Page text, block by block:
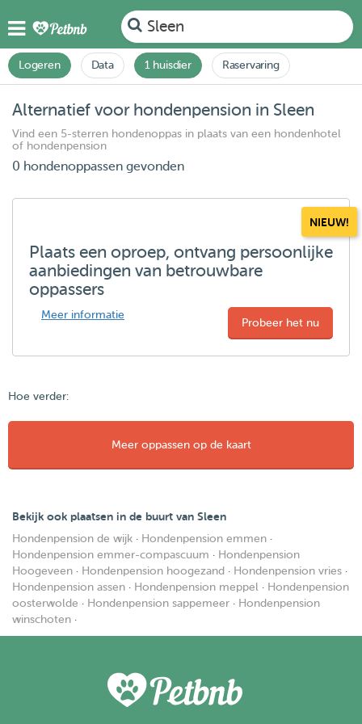
Sleen
Logeren Data 1 huisdier Raservaring
Alternatief voor hondenpension in Sleen
Vind een 5-sterren hondenoppas in plaats van een hondenhotel
of hondenpension
0 hondenoppassen gevonden
NIEUW!
Plaats een oproep, ontvang persoonlijke
aanbiedingen van betrouwbare
oppassers
Meer informatie
Probeer het nu
Hoe verder:
Meer oppassen op de kaart
Bekijk ook plaatsen in de buurt van Sleen
Hondenpension de wijk · Hondenpension emmen ·
Hondenpension emmer-compascuum · Hondenpension
Hoogeveen · Hondenpension hoogezand · Hondenpension vries ·
Hondenpension assen · Hondenpension meppel · Hondenpension
oosterwolde · Hondenpension sappemeer · Hondenpension
winschoten ·